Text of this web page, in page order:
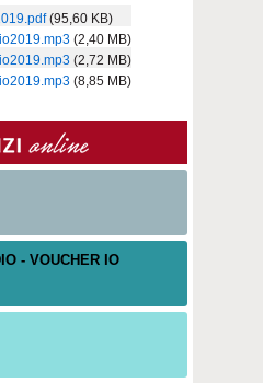
(95,60 KB)
(2,40 MB)
(2,72 MB)
(8,85 MB)
- VOUCHER IO